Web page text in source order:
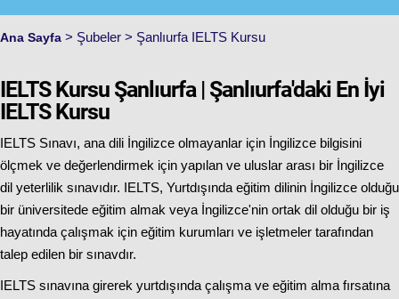
Ana Sayfa > Şubeler > Şanlıurfa IELTS Kursu
IELTS Kursu Şanlıurfa | Şanlıurfa'daki En İyi
IELTS Kursu
IELTS Sınavı, ana dili İngilizce olmayanlar için İngilizce bilgisini
ölçmek ve değerlendirmek için yapılan ve uluslar arası bir İngilizce
dil yeterlilik sınavıdır. IELTS, Yurtdışında eğitim dilinin İngilizce olduğu
bir üniversitede eğitim almak veya İngilizce'nin ortak dil olduğu bir iş
hayatında çalışmak için eğitim kurumları ve işletmeler tarafından
talep edilen bir sınavdır.
IELTS sınavına girerek yurtdışında çalışma ve eğitim alma fırsatına